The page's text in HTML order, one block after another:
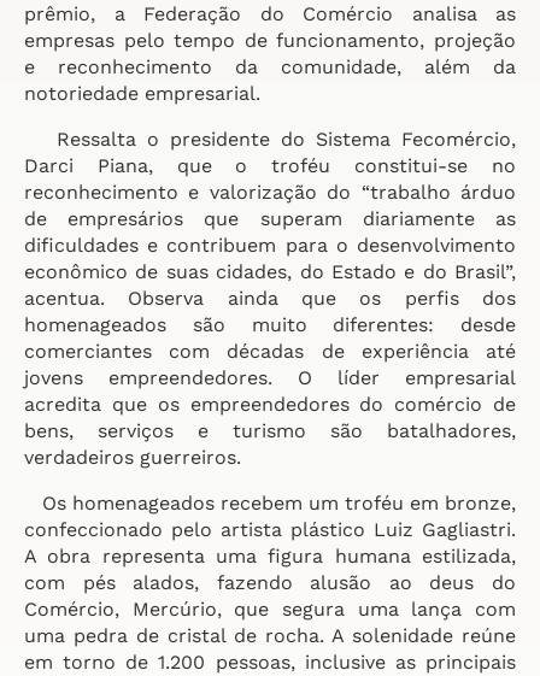
prêmio, a Federação do Comércio analisa as
empresas pelo tempo de funcionamento, projeção
e reconhecimento da comunidade, além da
notoriedade empresarial.
Ressalta o presidente do Sistema Fecomércio,
Darci Piana, que o troféu constitui-se no
reconhecimento e valorização do “trabalho árduo
de empresários que superam diariamente as
dificuldades e contribuem para o desenvolvimento
econômico de suas cidades, do Estado e do Brasil”,
acentua. Observa ainda que os perfis dos
homenageados são muito diferentes: desde
comerciantes com décadas de experiência até
jovens empreendedores. O líder empresarial
acredita que os empreendedores do comércio de
bens, serviços e turismo são batalhadores,
verdadeiros guerreiros.
Os homenageados recebem um troféu em bronze,
confeccionado pelo artista plástico Luiz Gagliastri.
A obra representa uma figura humana estilizada,
com pés alados, fazendo alusão ao deus do
Comércio, Mercúrio, que segura uma lança com
uma pedra de cristal de rocha. A solenidade reúne
em torno de 1.200 pessoas, inclusive as principais